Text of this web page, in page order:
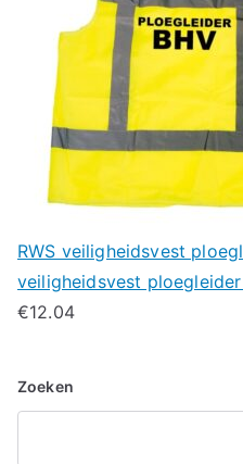
RWS veiligheidsvest
veiligheidsvest
€12.04
Zoeken